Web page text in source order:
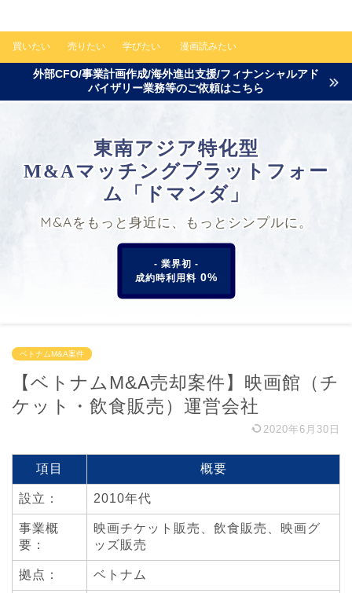
買いたい 売りたい 学びたい 漫画読みたい
外部CFO/事業計画作成/海外進出支援/フィナンシャルアド
バイザリー業務等のご依頼はこちら
東南アジア特化型
M&Aマッチングプラットフォー
ム「ドマンダ」
M&Aをもっと身近に、もっとシンプルに。
- 業界初 -
成約時利用料 0%
ベトナムM&A案件
【ベトナムM&A売却案件】映画館（チ
ケット・飲食販売）運営会社
2020年6月30日
項目 概要
設立： 2010年代
事業概
要：
映画チケット販売、飲食販売、映画グ
ッズ販売
拠点： ベトナム